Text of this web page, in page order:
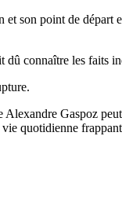
son point de départ
dû connaître les faits
Gaspoz
quotidienne